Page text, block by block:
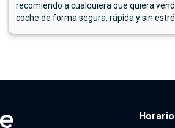
recomiendo a cualquiera que quiera
coche de forma segura, rápida y sin
Horario